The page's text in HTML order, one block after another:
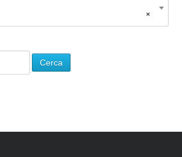
×
Cerca